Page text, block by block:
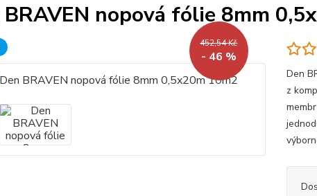
BRAVEN nopová fólie 8mm
452,54 Kč
- 46 %
Den
z